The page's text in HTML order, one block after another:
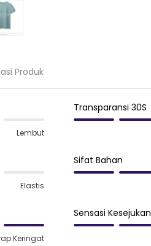
Produk
Lembut
Transparansi 30S
Elastis
Sifat Bahan
Keringat
Sensasi Kesejukan